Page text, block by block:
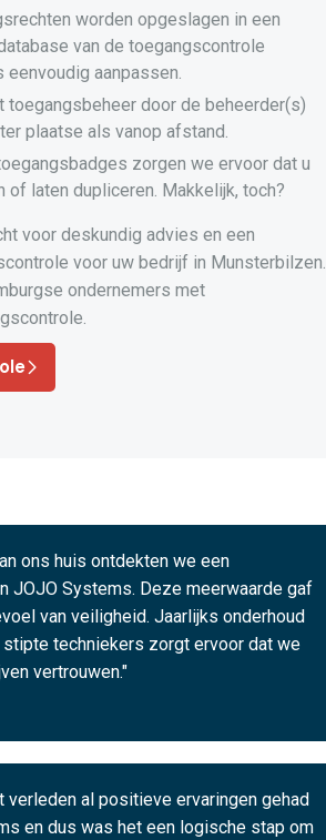
worden opgeslagen in een
van de toegangscontrole
aanpassen.
toegangsbeheer door de beheerder(s)
plaatse als vanop afstand.
zorgen we ervoor dat u
laten dupliceren. Makkelijk, toch?
voor deskundig advies en een
voor uw bedrijf in Munsterbilzen.
ondernemers met
ons huis ontdekten we een
JOJO Systems. Deze meerwaarde gaf
van veiligheid. Jaarlijks onderhoud
techniekers zorgt ervoor dat we
vertrouwen."
verleden al positieve ervaringen gehad
en dus was het een logische stap om